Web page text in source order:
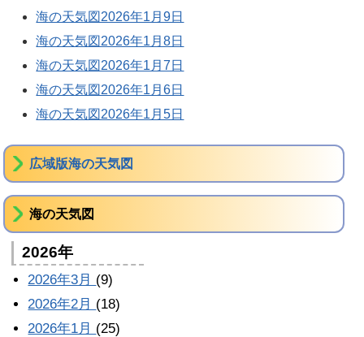
海の天気図2026年1月9日
海の天気図2026年1月8日
海の天気図2026年1月7日
海の天気図2026年1月6日
海の天気図2026年1月5日
広域版海の天気図
海の天気図
2026年
2026年3月 (9)
2026年2月 (18)
2026年1月 (25)